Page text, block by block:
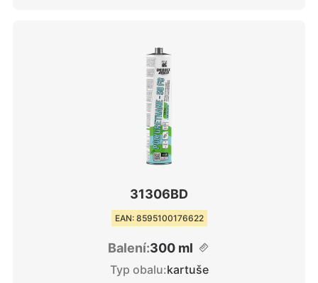
31306BD
EAN: 8595100176622
Balení:300 ml
Typ obalu:kartuše